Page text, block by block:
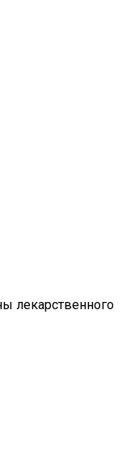
лекарственного